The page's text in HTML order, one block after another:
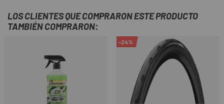
LOS CLIENTES QUE COMPRARON ESTE PRODUCTO
TAMBIÉN COMPRARON:
-24%